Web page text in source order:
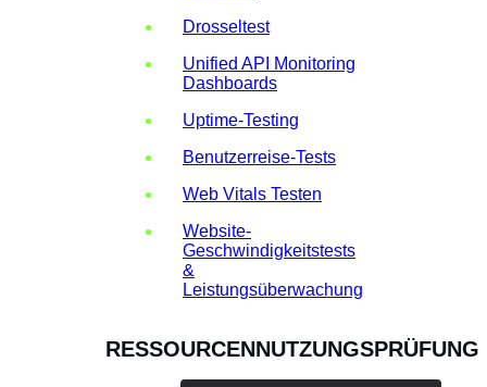
Drosseltest
Unified API Monitoring
Dashboards
Uptime-Testing
Benutzerreise-Tests
Web Vitals Testen
Website-
Geschwindigkeitstests
&
Leistungsüberwachung
RESSOURCENNUTZUNGSPRÜFUNG